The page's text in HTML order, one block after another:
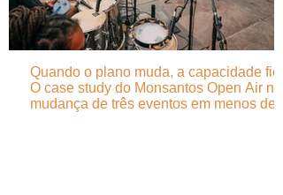
Quando o plano muda, a capacidade fica
O case study do Monsantos Open Air na
mudança de três eventos em menos de